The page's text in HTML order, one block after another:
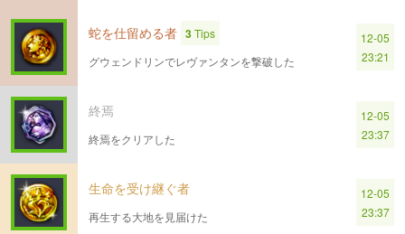
蛇を仕留める者 3Tips
グウェンドリンでレヴァンタンを撃破した
12-05
23:21
終焉
終焉をクリアした
12-05
23:37
生命を受け継ぐ者
再生する大地を見届けた
12-05
23:37